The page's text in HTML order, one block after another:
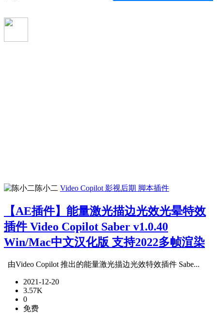
陈小二 Video Copilot 影视后期 脚本插件
【AE插件】能量激光描边光效光晕特效
插件 Video Copilot Saber v1.0.40
Win/Mac中文汉化版 支持2022多帧渲染
由Video Copilot 推出的能量激光描边光效特效插件 Sabe...
2021-12-20
3.57K
0
免费